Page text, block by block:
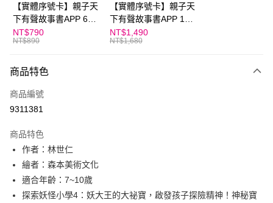
2.付款方式選擇「大哥付你分期」，訂單成立後會自動跳轉到大哥付的交易
流程，驗證手機門號後，選擇欲分期的期數、繳款截止日，確認付款後即完
成交易。
3.實際核准額度、可分期數及費用金額請依後續交易確認頁面所載為準。
法說明評估內容。
1.分期款項不併入電信帳單，「大哥付你分期」於每月結算日後寄送繳費提
醒簡訊。
【注意事項】
1.本服務係由「台灣大哥大股份有限公司」（以下簡稱本公司）所提供，讓
用戶於交易時，得透過本服務購買商品或服務，並由商店將買賣／分期付款
買賣價金債權讓與本公司後，依約使用本公司帳單繳交帳款。
2.基於同意付款使用「大哥付你分期」之契約關係目的，商店將以您的個人
相關說明
【關於「AFTEE先享後付」】
AFTEE先享後付是「在收到商品之後才付款」的支付方式。 讓您購物簡單
便利好安心！
２．便利：只要手機號碼，簡訊認證，即可結帳。
３．安心：先確認商品／服務後，再付款。
【「AFTEE先享後付」結帳流程】
１．於結帳方式選擇「AFTEE先享後付」後，將跳轉至「AFTEE先享後付」
２．訂單成立數日內，您將收到繳費通知簡訊。
ATM／網路銀行／等多元方式進行付款，方視為交易完成。
※ 請注意：結帳手續完成當下不需立刻繳費，但若您需要取消訂單，請聯絡
購買商品的店家。未經商家同意取消之訂單仍視為有效，需透過AFTEE先享
後付繳納相關費用。
※ 交易是否成功請以「AFTEE先享後付 」之結帳頁面顯示為準，若有關於
ATM付款
每筆NT$70，滿NT$499(含以上)免運費
每筆NT$70，滿NT$800(含以上)免運費
國內宅配/郵寄 (不適用離島、海外及郵局i郵箱)
每筆NT$70，滿NT$800(含以上)免運費
離島宅配（澎湖、金門、馬祖、小琉球；不適用於郵局i郵箱）
【實體序號卡】親子天
下有聲故事書APP 6個
月
NT$790
NT$890
【實體序號卡】親子天
下有聲故事書APP 12
個月
NT$1,490
NT$1,680
商品特色
商品編號
9311381
商品特色
作者：林世仁
繪者：森本美術文化
適合年齡：7~10歲
探索妖怪小學4：妖大王的大祕寶，啟發孩子探險精神！神秘寶